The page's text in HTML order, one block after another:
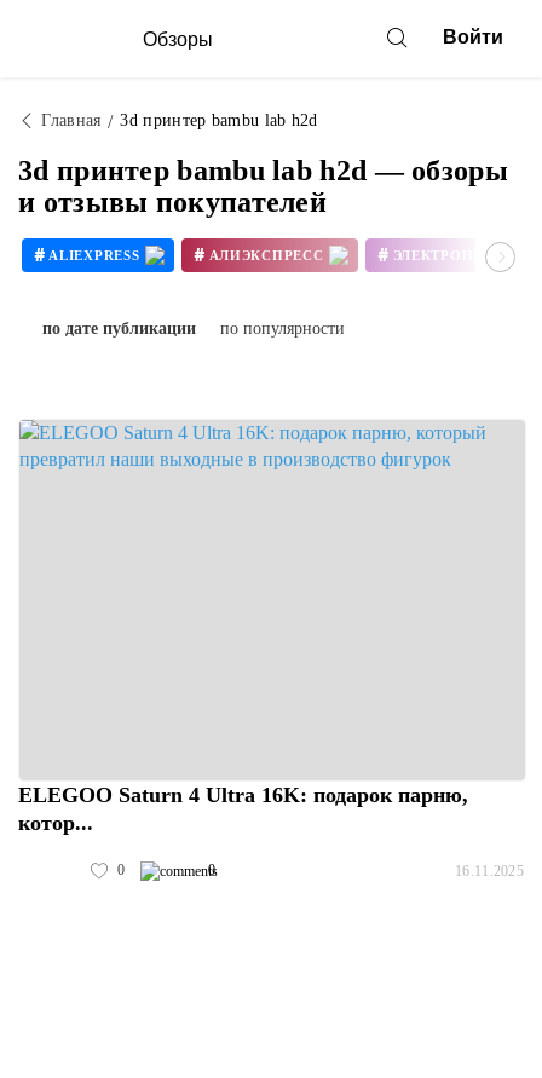
Обзоры Войти
Главная 3d принтер bambu lab h2d
3d принтер bambu lab h2d — обзоры
и отзывы покупателей
# ALIEXPRESS # АЛИЭКСПРЕСС # ЭЛЕКТРОНИКА
по дате публикации по популярности
ELEGOO Saturn 4 Ultra 16K: подарок парню,
котор...
0 0 16.11.2025